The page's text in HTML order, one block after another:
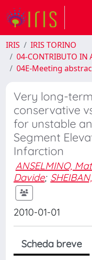
IRIS
IRIS TORINO
04-CONTRIBUTO IN
04E-Meeting
Very long-
conservative
for unstable
Segment
Infarction
ANSELMINO,
Davide;
2010-01-01
Scheda breve